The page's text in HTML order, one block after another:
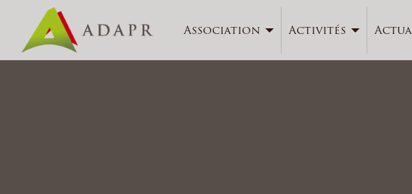
Association Activités